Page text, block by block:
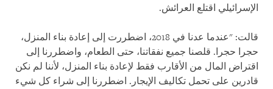
الإسرائيلي اقتلع العرائش.
قالت: "عندما عدنا في 2018، اضطررت إلى إعادة بناء المنزل،
حجرا حجرا. قلصنا جميع نفقاتنا، حتى الطعام، واضطررنا إلى
اقتراض المال من الأقارب فقط لإعادة بناء المنزل، لأننا لم نكن
قادرين على تحمل تكاليف الإيجار. اضطررنا إلى شراء كل شيء